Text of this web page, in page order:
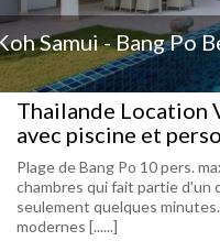
Samui - Bang Po
Thailande Location
avec piscine et
Plage de Bang Po 10 pers.
chambres qui fait partie d'un
seulement quelques
modernes [......]